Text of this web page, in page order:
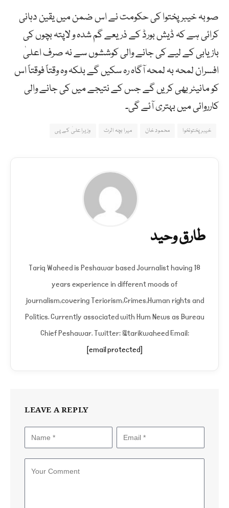
صوبہ خیبرپختوا کی حکومت نے اس ضمن میں یقین دہانی
کرائی ہے کہ ڈیش بورڈ کے ذریعے گم شدہ و لاپتہ بچوں کی
بازیابی کے لیے کی جانے والی کوششوں سے نہ صرف اعلیٰ
افسران لمحہ بہ لمحہ آگاہ رہ سکیں گے بلکہ وہ وقتاً فوقتاً اس
کو مانیٹر بھی کریں گے جس کے نتیجے میں کی جانے والی
کارروائی میں بہتری آئے گی۔
خیبرپختونخوا محمود خان میرا بچہ الرٹ وزیراعلیٰ کے پی
طارق وحید
Tariq Waheed is Peshawar based Journalist having 18
years experience in different moods of
journalism,covering Teriorism,Crimes,Human rights and
Politics. Currently associated with Hum News as Bureau
Chief Peshawar. Twitter: @tarikwaheed Email:
[email protected]
LEAVE A REPLY